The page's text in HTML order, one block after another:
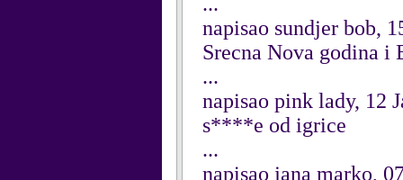
napisao sundjer bob,
Srecna Nova godina
...
napisao pink lady, 12
s****e od igrice
...
napisao jana marko,